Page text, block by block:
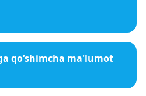
qo‘shimcha ma'lumot